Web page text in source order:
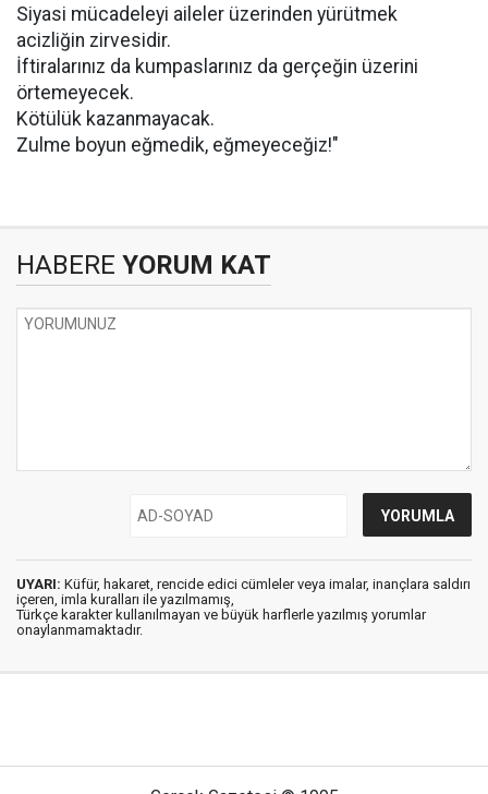
Siyasi mücadeleyi aileler üzerinden yürütmek
acizliğin zirvesidir.
İftiralarınız da kumpaslarınız da gerçeğin üzerini
örtemeyecek.
Kötülük kazanmayacak.
Zulme boyun eğmedik, eğmeyeceğiz!"
HABERE YORUM KAT
UYARI: Küfür, hakaret, rencide edici cümleler veya imalar, inançlara saldırı
içeren, imla kuralları ile yazılmamış,
Türkçe karakter kullanılmayan ve büyük harflerle yazılmış yorumlar
onaylanmamaktadır.